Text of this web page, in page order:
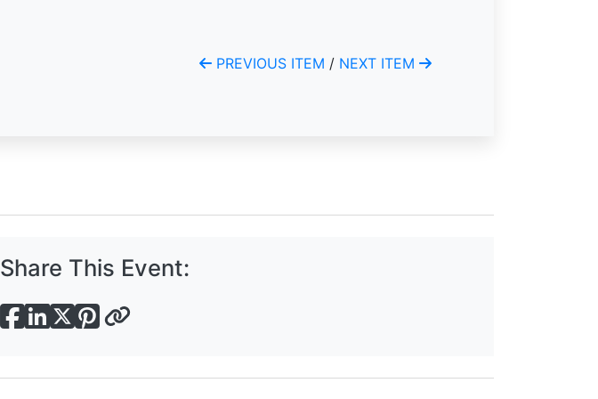
PREVIOUS ITEM / NEXT ITEM
Share This Event: